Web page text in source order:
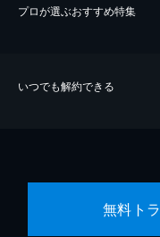
プロが選ぶおすすめ特集
いつでも解約できる
無料ト